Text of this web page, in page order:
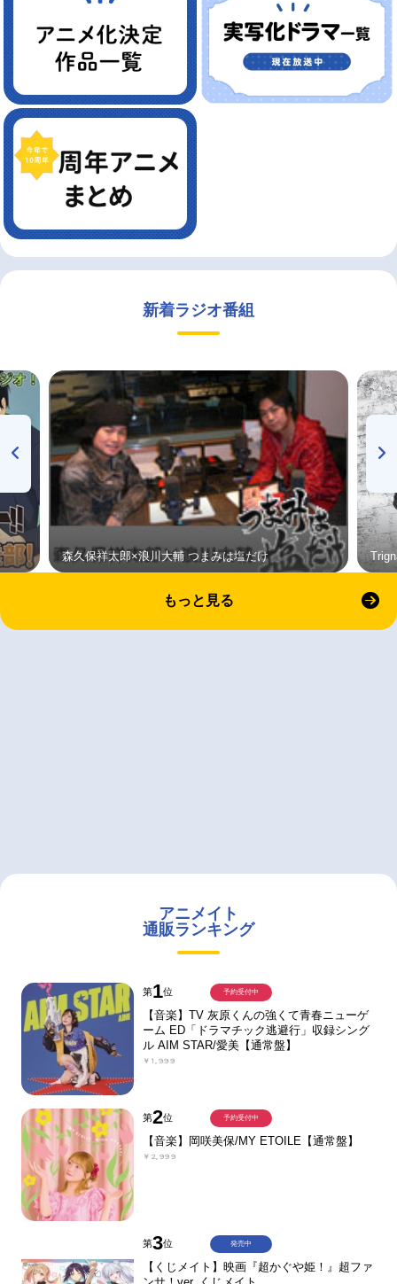
新着ラジオ番組
森久保祥太郎×浪川大輔 つまみは塩だけ
もっと見る
アニメイト
通販ランキング
第1位
【音楽】TV 灰原くんの強くて青春ニューゲ
ーム ED「ドラマチック逃避行」収録シング
ル AIM STAR/愛美【通常盤】
￥1,999
予約受付中
第2位
【音楽】岡咲美保/MY ETOILE【通常盤】
￥2,999
予約受付中
第3位
【くじメイト】映画『超かぐや姫！』超ファ
発売中